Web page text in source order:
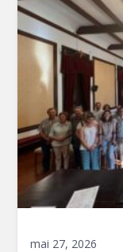
mai 27, 2026